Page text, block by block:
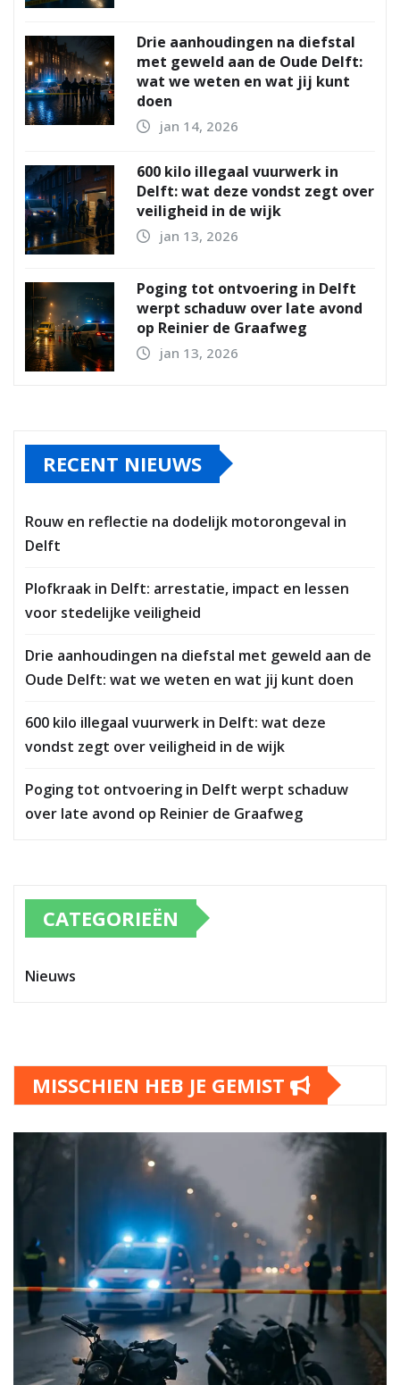
Drie aanhoudingen na diefstal
met geweld aan de Oude Delft:
wat we weten en wat jij kunt
doen
jan 14, 2026
600 kilo illegaal vuurwerk in
Delft: wat deze vondst zegt over
veiligheid in de wijk
jan 13, 2026
Poging tot ontvoering in Delft
werpt schaduw over late avond
op Reinier de Graafweg
jan 13, 2026
RECENT NIEUWS
Rouw en reflectie na dodelijk motorongeval in
Delft
Plofkraak in Delft: arrestatie, impact en lessen
voor stedelijke veiligheid
Drie aanhoudingen na diefstal met geweld aan de
Oude Delft: wat we weten en wat jij kunt doen
600 kilo illegaal vuurwerk in Delft: wat deze
vondst zegt over veiligheid in de wijk
Poging tot ontvoering in Delft werpt schaduw
over late avond op Reinier de Graafweg
CATEGORIEËN
Nieuws
MISSCHIEN HEB JE GEMIST